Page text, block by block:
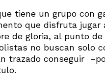
tiene un grupo con
que disfruta jugar
de gloria, al punto
no buscan solo
trazado conseguir